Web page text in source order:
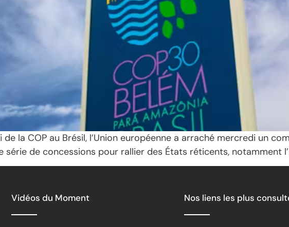
de la COP au Brésil, l’Union européenne a arraché mercredi un
série de concessions pour rallier des États réticents, notamment
Vidéos du Moment Nos liens les plus